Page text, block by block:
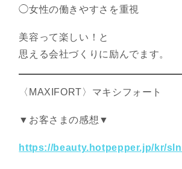
◯女性の働きやすさを重視
美容って楽しい！と
思える会社づくりに励んでます。
〈MAXIFORT〉マキシフォート
▼お客さまの感想▼
https://beauty.hotpepper.jp/kr/